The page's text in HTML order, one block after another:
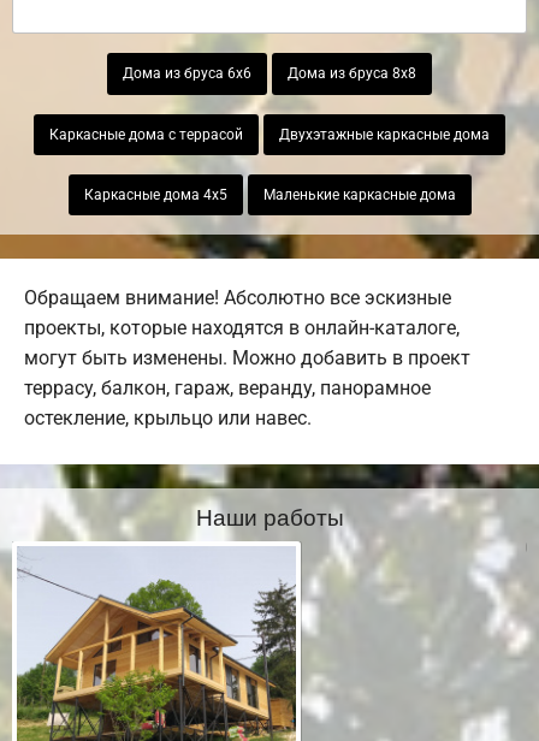
Дома из бруса 6х6 Дома из бруса 8х8
Каркасные дома с террасой Двухэтажные каркасные дома
Каркасные дома 4х5 Маленькие каркасные дома
Обращаем внимание! Абсолютно все эскизные
проекты, которые находятся в онлайн-каталоге,
могут быть изменены. Можно добавить в проект
террасу, балкон, гараж, веранду, панорамное
остекление, крыльцо или навес.
Наши работы